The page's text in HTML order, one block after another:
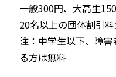
一般300円、大高生
20名以上の団体割引
注：中学生以下、障
る方は無料